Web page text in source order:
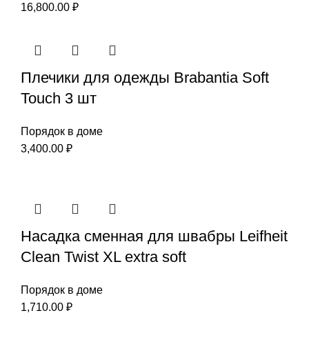
16,800.00 ₽
Плечики для одежды Brabantia Soft
Touch 3 шт
Порядок в доме
3,400.00 ₽
Насадка сменная для швабры Leifheit
Clean Twist XL extra soft
Порядок в доме
1,710.00 ₽